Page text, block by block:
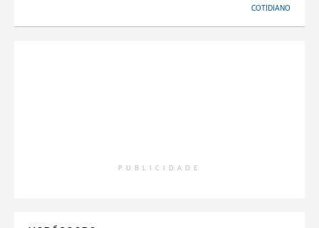
COTIDIANO
PUBLICIDADE